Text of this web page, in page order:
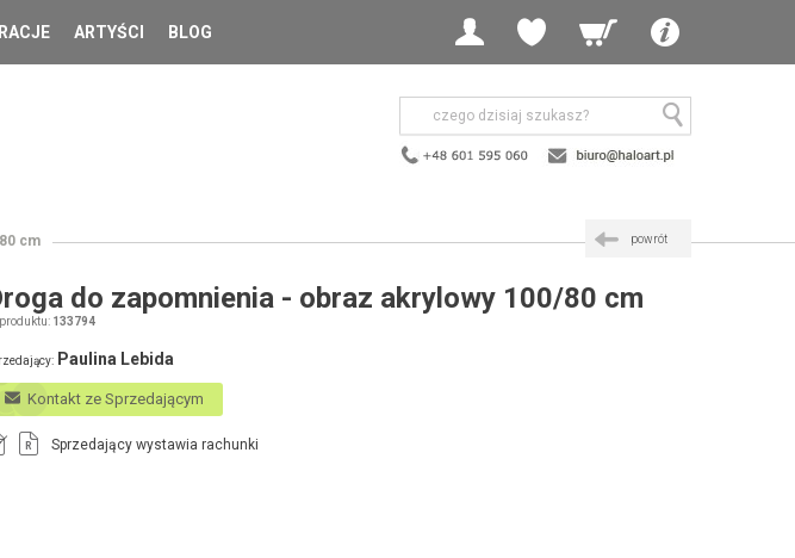
ARTYŚCI BLOG
cm powrót
do zapomnienia - obraz akrylowy 100/80 cm
133794
Paulina Lebida
Kontakt ze Sprzedającym
R Sprzedający wystawia rachunki